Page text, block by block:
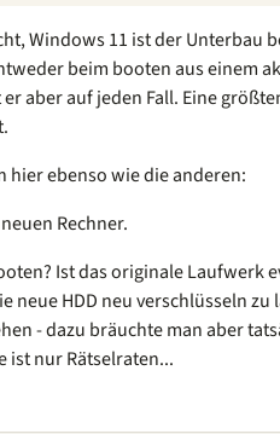
Windows 11 ist der Unterbau
beim booten aus einem
aber auf jeden Fall. Eine
hier ebenso wie die anderen:
Rechner.
Ist das originale Laufwerk
neue HDD neu verschlüsseln zu
- dazu bräuchte man aber
ist nur Rätselraten...